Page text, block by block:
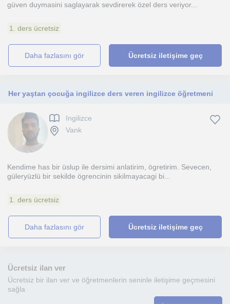
güven duymasini saglayarak sevdirerek özel ders veriyor...
1. ders ücretsiz
daha fazlasını gör Ücretsiz iletişime geç
Her yaştan çocuğa ingilizce ders veren ingilizce öğretmeni
Ingilizce
Vank
Kendime has bir üslup ile dersimi anlatirim, ögretirim. Sevecen,
güleryüzlü bir sekilde ögrencinin sikilmayacagi bi...
1. ders ücretsiz
daha fazlasını gör Ücretsiz iletişime geç
Ücretsiz ilan ver
Ücretsiz bir ilan ver ve öğretmenlerin seninle iletişime geçmesini
sağla